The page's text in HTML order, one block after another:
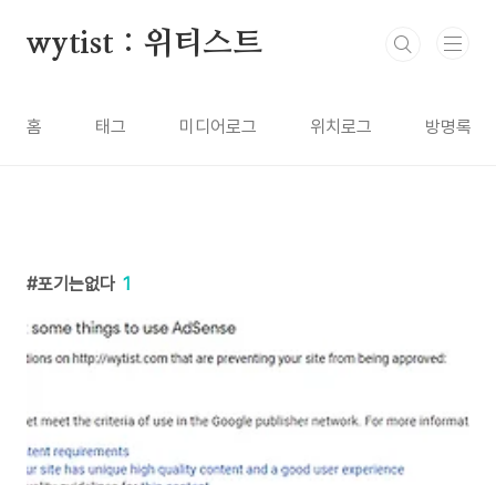
wytist : 위티스트
홈 태그 미디어로그 위치로그 방명록
포기는없다 1